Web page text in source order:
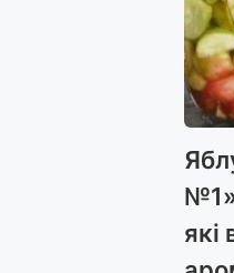
№1»
які